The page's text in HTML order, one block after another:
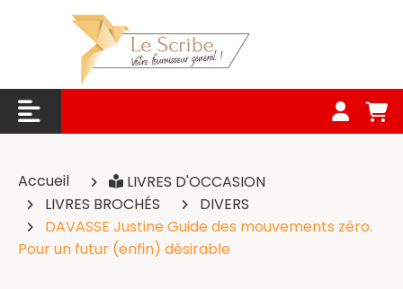
Accueil
LIVRES D'OCCASION
LIVRES BROCHÉS
DIVERS
DAVASSE Justine Guide des mouvements zéro.
Pour un futur (enfin) désirable